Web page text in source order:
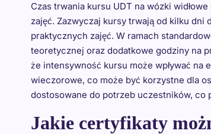
Czas trwania kursu UDT na wózki
zajęć. Zazwyczaj kursy trwają od kilku
praktycznych zajęć. W ramach
teoretycznej oraz dodatkowe godziny na
że intensywność kursu może wpływać
wieczorowe, co może być korzystne dla
dostosowane do potrzeb uczestników, co
Jakie certyfikaty